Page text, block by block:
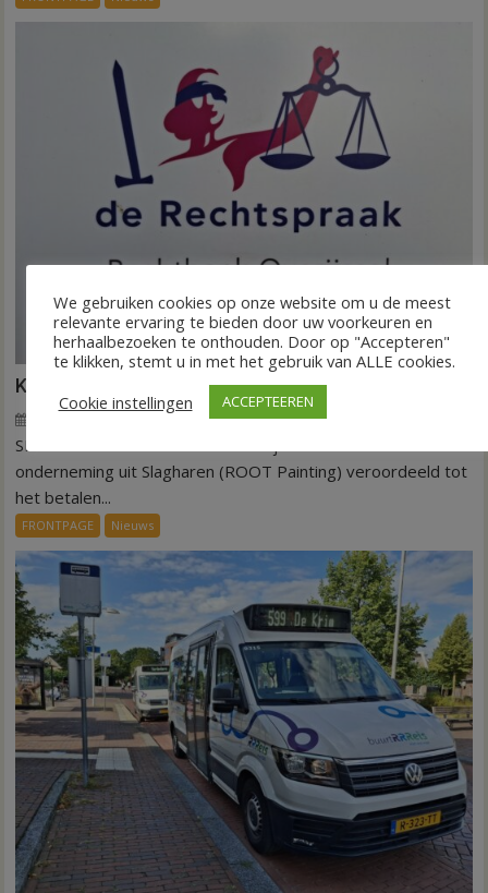
Kantonrechter: 75.000 euro voor ex-werknemers
Wim de Jonge Reacties uitgeschakeld
75.000
werknemers
SLAGHAREN – De rechtbank Overijssel heeft een
onderneming uit Slagharen (ROOT Painting) veroordeeld tot
het betalen...
FRONTPAGE Nieuws
We gebruiken cookies op onze website om u de meest
relevante ervaring te bieden door uw voorkeuren en
herhaalbezoeken te onthouden. Door op "Accepteren"
te klikken, stemt u in met het gebruik van ALLE cookies.
Cookie instellingen
ACCEPTEEREN